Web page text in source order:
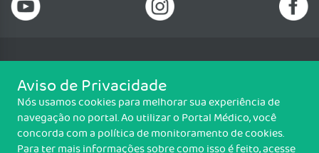
Telefone: (62) 3250 4900
Email: cremego@cremego.org.br
Rua T-28, N° 245, Qd. 24, Lotes 19 e 20, Setor Bueno, Goiânia/GO - CEP:
74210-040
Horário de funcionamento: Segunda a Sexta - 08h00 às 18h00
Aviso de Privacidade
Nós usamos cookies para melhorar sua experiência de
navegação no portal. Ao utilizar o Portal Médico, você
concorda com a política de monitoramento de cookies.
Para ter mais informações sobre como isso é feito, acesse